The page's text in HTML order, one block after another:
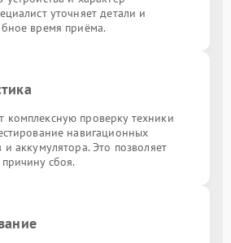
уточняет детали и
время приёма.
комплексную проверку техники
навигационных
аккумулятора. Это позволяет
сбоя.